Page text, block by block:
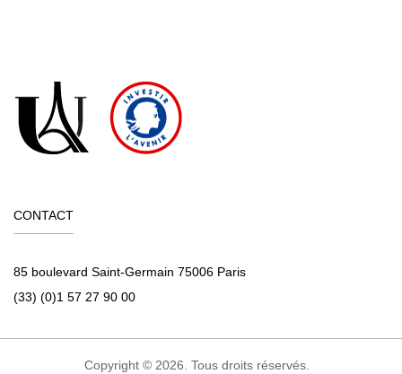
CONTACT
85 boulevard Saint-Germain 75006 Paris
(33) (0)1 57 27 90 00
Copyright © 2026. Tous droits réservés.